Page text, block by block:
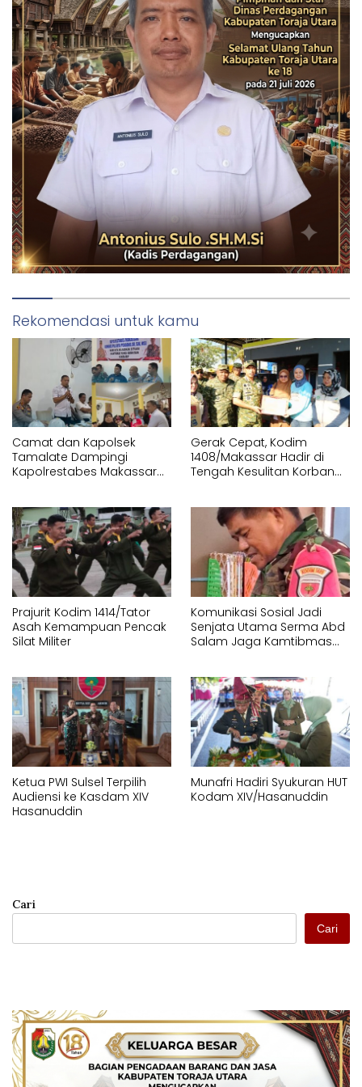
Rekomendasi untuk kamu
Camat dan Kapolsek
Tamalate Dampingi
Kapolrestabes Makassar
Gerak Cepat, Kodim
1408/Makassar Hadir di
Tengah Kesulitan Korban
Prajurit Kodim 1414/Tator
Asah Kemampuan Pencak
Silat Militer
Komunikasi Sosial Jadi
Senjata Utama Serma Abd
Salam Jaga Kamtibmas
Ketua PWI Sulsel Terpilih
Audiensi ke Kasdam XIV
Hasanuddin
Munafri Hadiri Syukuran HUT
Kodam XIV/Hasanuddin
Cari
Cari